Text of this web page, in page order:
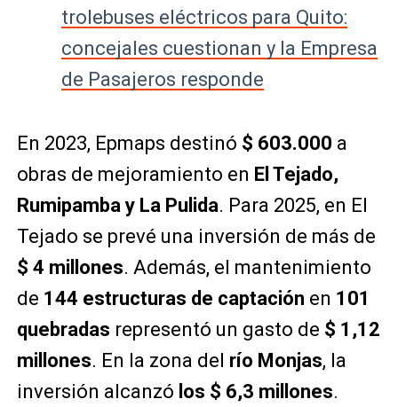
trolebuses eléctricos para Quito:
concejales cuestionan y la Empresa
de Pasajeros responde
En 2023, Epmaps destinó $ 603.000 a
obras de mejoramiento en El Tejado,
Rumipamba y La Pulida. Para 2025, en El
Tejado se prevé una inversión de más de
$ 4 millones. Además, el mantenimiento
de 144 estructuras de captación en 101
quebradas representó un gasto de $ 1,12
millones. En la zona del río Monjas, la
inversión alcanzó los $ 6,3 millones.